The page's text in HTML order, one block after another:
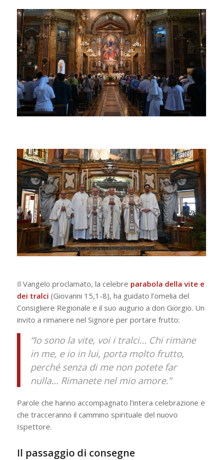
Il Vangelo proclamato, la celebre parabola della vite e
dei tralci (Giovanni 15,1-8), ha guidato l’omelia del
Consigliere Regionale e il suo augurio a don Giorgio. Un
invito a rimanere nel Signore per portare frutto:
“Io sono la vite, voi i tralci… Chi rimane
in me, e io in lui, porta molto frutto,
perché senza di me non potete far
nulla… Rimanete nel mio amore.”
Parole che hanno accompagnato l’intera celebrazione e
che tracceranno il cammino spirituale del nuovo
Ispettore.
Il passaggio di consegne